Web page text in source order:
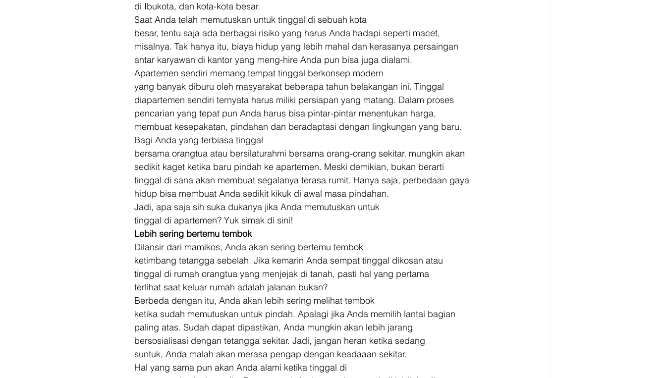
di Ibukota, dan kota-kota besar.
Saat Anda telah memutuskan untuk tinggal di sebuah kota
besar, tentu saja ada berbagai risiko yang harus Anda hadapi seperti macet,
misalnya. Tak hanya itu, biaya hidup yang lebih mahal dan kerasanya persaingan
antar karyawan di kantor yang meng-hire Anda pun bisa juga dialami.
Apartemen sendiri memang tempat tinggal berkonsep modern
yang banyak diburu oleh masyarakat beberapa tahun belakangan ini. Tinggal
diapartemen sendiri ternyata harus miliki persiapan yang matang. Dalam proses
pencarian yang tepat pun Anda harus bisa pintar-pintar menentukan harga,
membuat kesepakatan, pindahan dan beradaptasi dengan lingkungan yang baru.
Bagi Anda yang terbiasa tinggal
bersama orangtua atau bersilaturahmi bersama orang-orang sekitar, mungkin akan
sedikit kaget ketika baru pindah ke apartemen. Meski demikian, bukan berarti
tinggal di sana akan membuat segalanya terasa rumit. Hanya saja, perbedaan gaya
hidup bisa membuat Anda sedikit kikuk di awal masa pindahan.
Jadi, apa saja sih suka dukanya jika Anda memutuskan untuk
tinggal di apartemen? Yuk simak di sini!
Lebih sering bertemu tembok
Dilansir dari mamikos, Anda akan sering bertemu tembok
ketimbang tetangga sebelah. Jika kemarin Anda sempat tinggal dikosan atau
tinggal di rumah orangtua yang menjejak di tanah, pasti hal yang pertama
terlihat saat keluar rumah adalah jalanan bukan?
Berbeda dengan itu, Anda akan lebih sering melihat tembok
ketika sudah memutuskan untuk pindah. Apalagi jika Anda memilih lantai bagian
paling atas. Sudah dapat dipastikan, Anda mungkin akan lebih jarang
bersosialisasi dengan tetangga sekitar. Jadi, jangan heran ketika sedang
suntuk, Anda malah akan merasa pengap dengan keadaaan sekitar.
Hal yang sama pun akan Anda alami ketika tinggal di